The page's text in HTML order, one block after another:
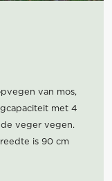
van mos,
met 4
veger vegen.
is 90 cm